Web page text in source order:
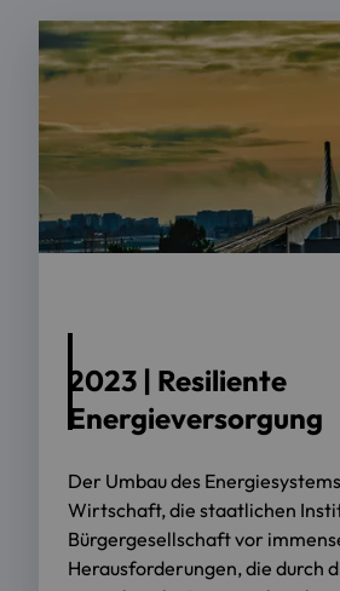
2023 | Resiliente
Energieversorgung
Der Umbau des
Wirtschaft, die staatlichen
Bürgergesellschaft vor
Herausforderungen, die durch